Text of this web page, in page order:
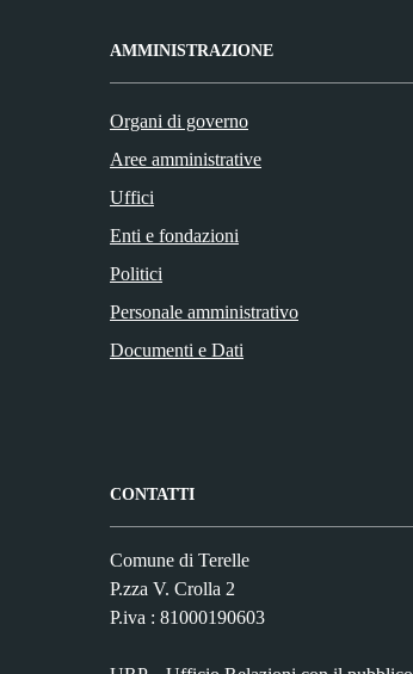
AMMINISTRAZIONE
Organi di governo
Aree amministrative
Uffici
Enti e fondazioni
Politici
Personale amministrativo
Documenti e Dati
CONTATTI
Comune di Terelle
P.zza V. Crolla 2
P.iva : 81000190603